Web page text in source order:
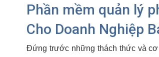
Phần mềm quản lý
Cho Doanh Nghiệp
Đứng trước những thách thức và cơ